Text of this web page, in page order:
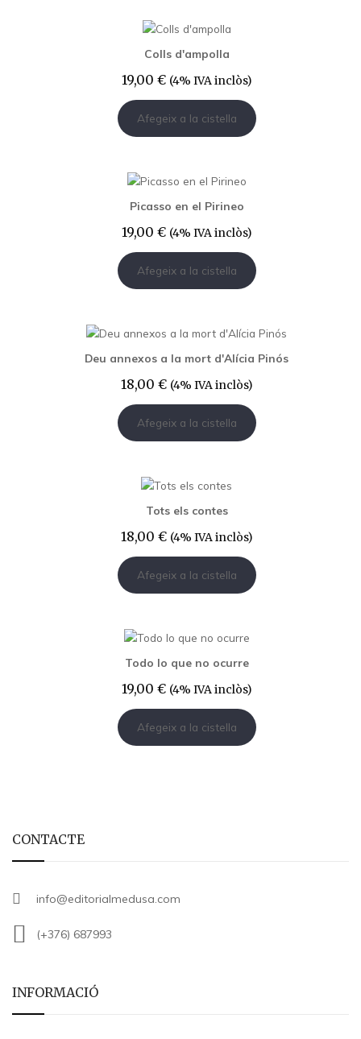
Colls d'ampolla
19,00 € (4% IVA inclòs)
Afegeix a la cistella
Picasso en el Pirineo
19,00 € (4% IVA inclòs)
Afegeix a la cistella
Deu annexos a la mort d'Alícia Pinós
18,00 € (4% IVA inclòs)
Afegeix a la cistella
Tots els contes
18,00 € (4% IVA inclòs)
Afegeix a la cistella
Todo lo que no ocurre
19,00 € (4% IVA inclòs)
Afegeix a la cistella
CONTACTE
info@editorialmedusa.com
(+376) 687993
INFORMACIÓ